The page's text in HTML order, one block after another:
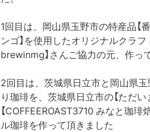
1回目は、岡山県玉野市の特産品【
ンゴ】を使用したオリジナルクラフ
brewinmg】さんご協力の元、作っ
2回目は、茨城県日立市と岡山県玉
り珈琲を、茨城県日立市の【ただ
【COFFEEROAST3710 みなと珈琲
ル珈琲を作って頂きました